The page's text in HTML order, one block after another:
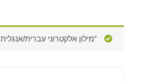
“מילון אלקטרוני עברית/אנגלית Babylon AI 308” נוסף לסל הקניות.